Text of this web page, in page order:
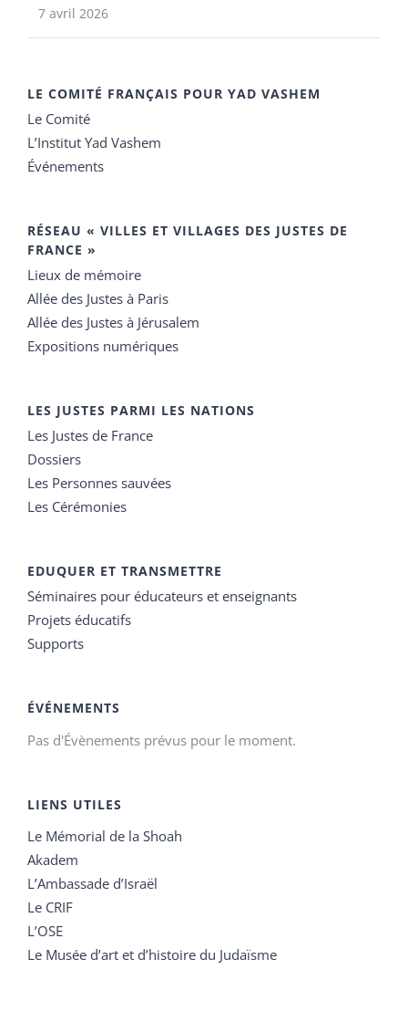
7 avril 2026
LE COMITÉ FRANÇAIS POUR YAD VASHEM
Le Comité
L’Institut Yad Vashem
Événements
RÉSEAU « VILLES ET VILLAGES DES JUSTES DE
FRANCE »
Lieux de mémoire
Allée des Justes à Paris
Allée des Justes à Jérusalem
Expositions numériques
LES JUSTES PARMI LES NATIONS
Les Justes de France
Dossiers
Les Personnes sauvées
Les Cérémonies
EDUQUER ET TRANSMETTRE
Séminaires pour éducateurs et enseignants
Projets éducatifs
Supports
ÉVÉNEMENTS
Pas d'Évènements prévus pour le moment.
LIENS UTILES
Le Mémorial de la Shoah
Akadem
L’Ambassade d’Israël
Le CRIF
L’OSE
Le Musée d’art et d’histoire du Judaïsme